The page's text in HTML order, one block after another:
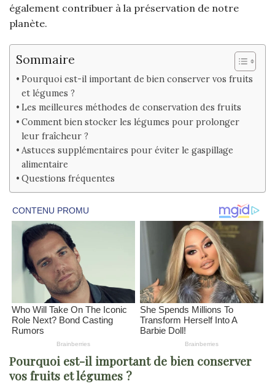
également contribuer à la préservation de notre
planète.
Sommaire
Pourquoi est-il important de bien conserver vos fruits
et légumes ?
Les meilleures méthodes de conservation des fruits
Comment bien stocker les légumes pour prolonger
leur fraîcheur ?
Astuces supplémentaires pour éviter le gaspillage
alimentaire
Questions fréquentes
Pourquoi est-il important de bien conserver
vos fruits et légumes ?